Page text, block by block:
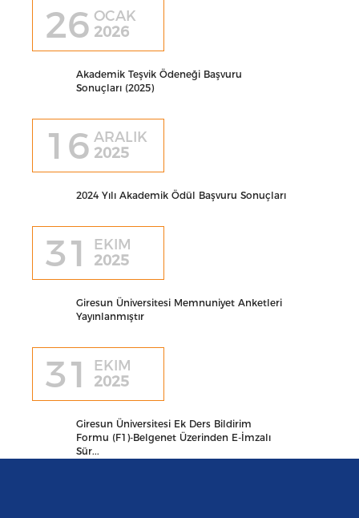
26 OCAK
2026
Akademik Teşvik Ödeneği Başvuru
Sonuçları (2025)
16 ARALIK
2025
2024 Yılı Akademik Ödül Başvuru Sonuçları
31
EKIM
2025
Giresun Üniversitesi Memnuniyet Anketleri
Yayınlanmıştır
31
EKIM
2025
Giresun Üniversitesi Ek Ders Bildirim
Formu (F1)-Belgenet Üzerinden E-İmzalı
Sür...